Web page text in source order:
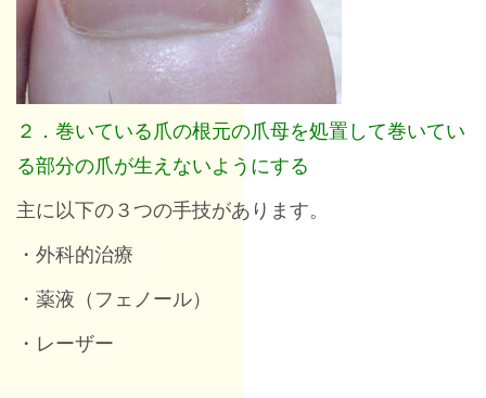
２．巻いている爪の根元の爪母を処置して巻いてい
る部分の爪が生えないようにする
主に以下の３つの手技があります。
・外科的治療
・薬液（フェノール）
・レーザー